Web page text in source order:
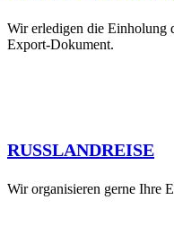
Wir erledigen die Einholung
Export-Dokument.
RUSSLANDREISE
Wir organisieren gerne Ihre